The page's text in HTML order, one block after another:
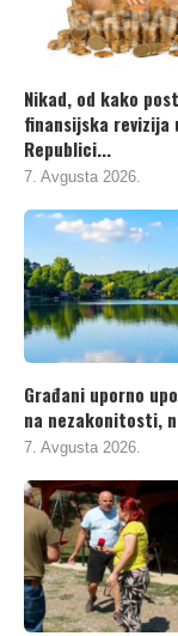
Nikad, od kako
finansijska revizija
Republici...
7. Avgusta 2026.
Građani uporno
na nezakonitosti,
7. Avgusta 2026.